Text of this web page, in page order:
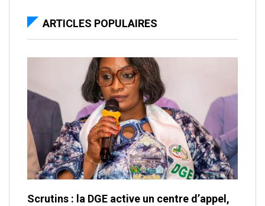
ARTICLES POPULAIRES
Scrutins : la DGE active un centre d’appel,